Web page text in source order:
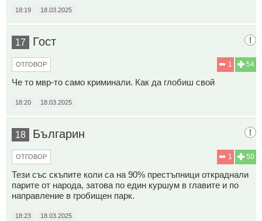
18:19 18.03.2025
17 Гост
54
1
ОТГОВОР
Че то мвр-то само криминали. Как да глобиш свой
18:20 18.03.2025
18 Българин
50
1
ОТГОВОР
Тези със скъпите коли са на 90% престъпници откраднали
парите от народа, затова по един куршум в главите и по
направление в гробищен парк.
18:23 18.03.2025